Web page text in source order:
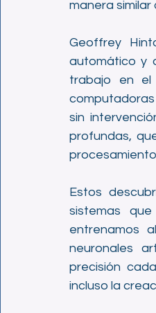
manera similar
Geoffrey
automático y
trabajo en el
sin
profundas,
Estos
sistemas
entrenamos
neuronales
precisión
incluso la